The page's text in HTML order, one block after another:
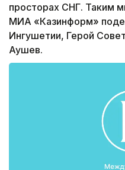
просторах СНГ. Таким
МИА «Казинформ»
Ингушетии, Герой
Аушев.